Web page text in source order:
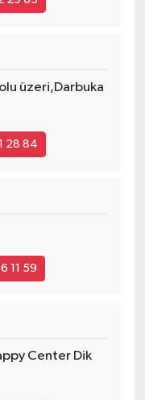
üzeri,Darbuka
28 84
11 59
Center Dik